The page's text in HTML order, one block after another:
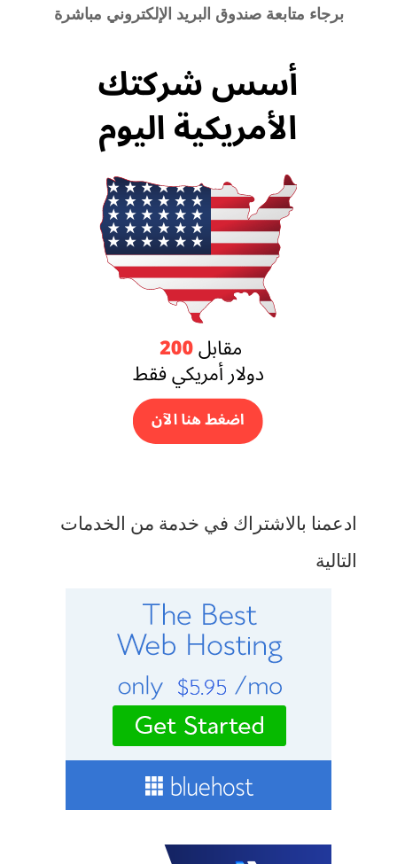
برجاء متابعة صندوق البريد الإلكتروني مباشرة
ادعمنا بالاشتراك في خدمة من الخدمات
التالية